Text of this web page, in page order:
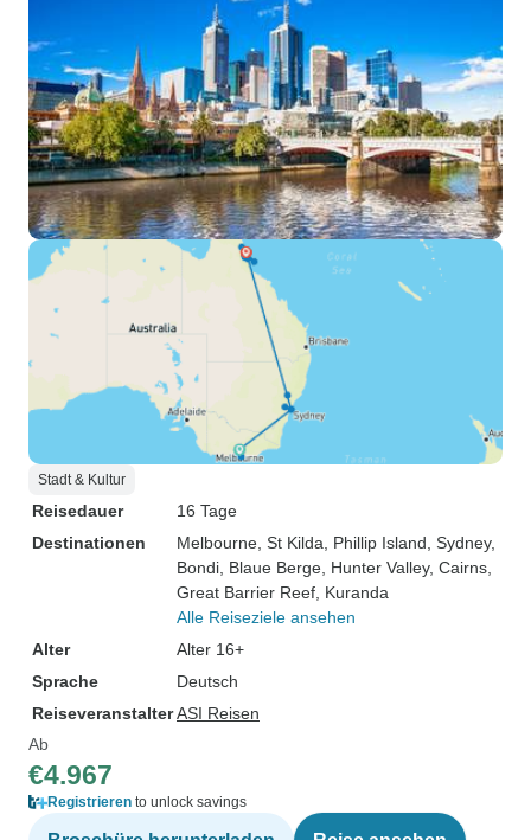
Stadt & Kultur
Reisedauer
16 Tage
Destinationen
Melbourne , St Kilda , Phillip Island , Sydney,
Bondi , Blaue Berge , Hunter Valley, Cairns
Great Barrier Reef , Kuranda
Alle Reiseziele ansehen
Alter
Alter 16+
Sprache
Deutsch
ReiseveranstalterASI Reisen
Ab
€4.967
Registrieren to unlock savings